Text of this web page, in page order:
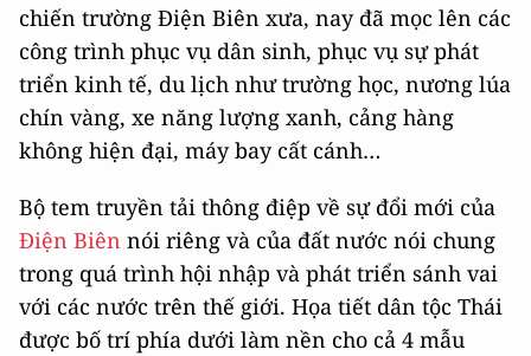
chiến trường Điện Biên xưa, nay đã mọc lên các
công trình phục vụ dân sinh, phục vụ sự phát
triển kinh tế, du lịch như trường học, nương lúa
chín vàng, xe năng lượng xanh, cảng hàng
không hiện đại, máy bay cất cánh…
Bộ tem truyền tải thông điệp về sự đổi mới của
Điện Biên nói riêng và của đất nước nói chung
trong quá trình hội nhập và phát triển sánh vai
với các nước trên thế giới. Họa tiết dân tộc Thái
được bố trí phía dưới làm nền cho cả 4 mẫu